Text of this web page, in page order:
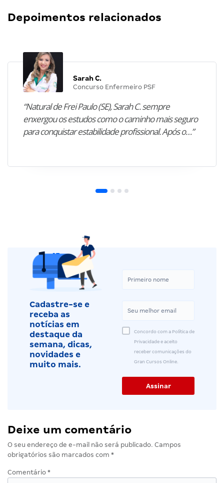
Depoimentos relacionados
Sarah C.
Concurso Enfermeiro PSF
“Natural de Frei Paulo (SE), Sarah C. sempre
enxergou os estudos como o caminho mais seguro
para conquistar estabilidade profissional. Após o…”
Cadastre-se e
receba as
notícias em
destaque da
semana, dicas,
novidades e
muito mais.
Concordo com a Política de
Privacidade e aceito
receber comunicações do
Gran Cursos Online.
Deixe um comentário
O seu endereço de e-mail não será publicado. Campos
obrigatórios são marcados com *
Comentário *